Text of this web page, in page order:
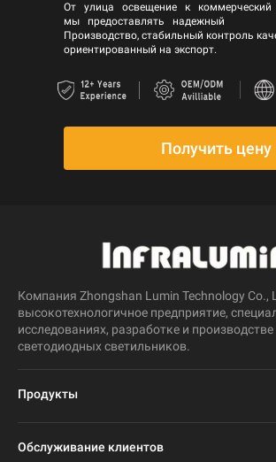
От улица освещение к коммерческий
мы предоставлять надежный
Производство, стабильный контроль
ориентированный на экспорт.
Получить цену
Компания Zhongshan Lumin Technology Co.,
высокотехнологичное предприятие,
исследованиях, разработке и
светодиодных светильников.
Продукты
Обслуживание клиентов